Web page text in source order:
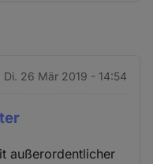
Di. 26 Mär 2019 - 14:54
außerordentlicher